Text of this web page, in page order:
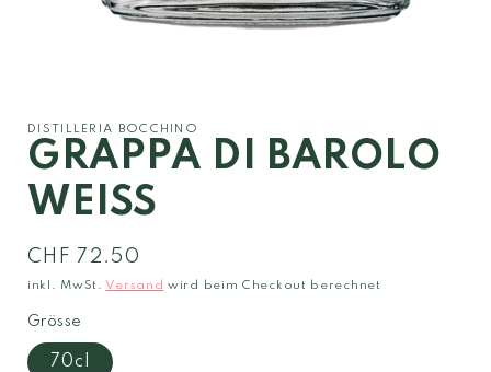
Modal
öffnen
DISTILLERIA BOCCHINO
GRAPPA DI BAROLO
WEISS
Normaler
Preis
CHF 72.50
inkl. MwSt.Versand wird beim Checkout berechnet
Grösse
70cl